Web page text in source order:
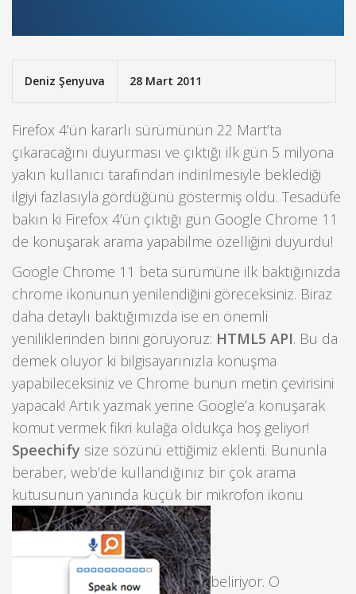
Deniz Şenyuva 28 Mart 2011
Firefox 4’ün kararlı sürümünün 22 Mart’ta
çıkaracağını duyurması ve çıktığı ilk gün 5 milyona
yakın kullanıcı tarafından indirilmesiyle beklediği
ilgiyi fazlasıyla gördüğünü göstermiş oldu. Tesadüfe
bakın ki Firefox 4’ün çıktığı gün Google Chrome 11
de konuşarak arama yapabilme özelliğini duyurdu!
Google Chrome 11 beta sürümüne ilk baktığınızda
chrome ikonunun yenilendiğini göreceksiniz. Biraz
daha detaylı baktığımızda ise en önemli
yeniliklerinden birini görüyoruz: HTML5 API. Bu da
demek oluyor ki bilgisayarınızla konuşma
yapabileceksiniz ve Chrome bunun metin çevirisini
yapacak! Artık yazmak yerine Google’a konuşarak
komut vermek fikri kulağa oldukça hoş geliyor!
Speechify size sözünü ettiğimiz eklenti. Bununla
beraber, web’de kullandığınız bir çok arama
kutusunun yanında küçük bir mikrofon ikonu
beliriyor. O